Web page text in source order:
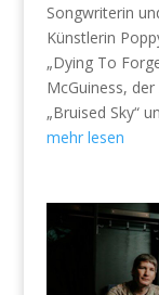
Songwriterin
Künstlerin
„Dying To
McGuiness,
„Bruised Sky“
mehr lesen